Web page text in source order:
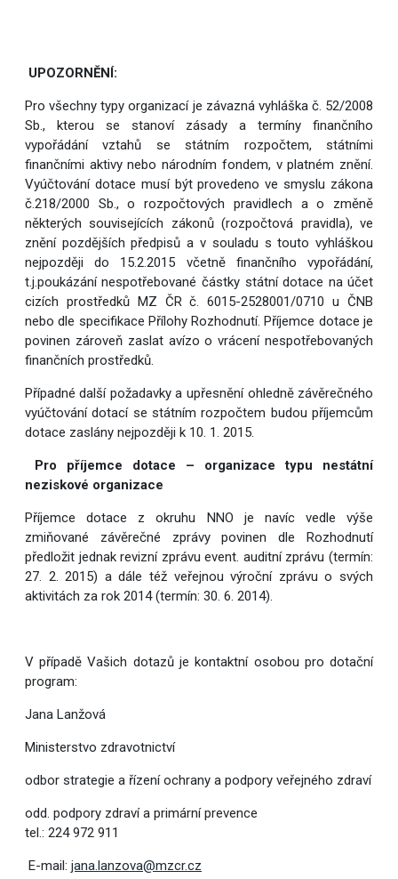
UPOZORNĚNÍ:
Pro všechny typy organizací je závazná vyhláška č. 52/2008
Sb., kterou se stanoví zásady a termíny finančního
vypořádání vztahů se státním rozpočtem, státními
finančními aktivy nebo národním fondem, v platném znění.
Vyúčtování dotace musí být provedeno ve smyslu zákona
č.218/2000 Sb., o rozpočtových pravidlech a o změně
některých souvisejících zákonů (rozpočtová pravidla), ve
znění pozdějších předpisů a v souladu s touto vyhláškou
nejpozději do 15.2.2015 včetně finančního vypořádání,
t.j.poukázání nespotřebované částky státní dotace na účet
cizích prostředků MZ ČR č. 6015-2528001/0710 u ČNB
nebo dle specifikace Přílohy Rozhodnutí. Příjemce dotace je
povinen zároveň zaslat avízo o vrácení nespotřebovaných
finančních prostředků.
Případné další požadavky a upřesnění ohledně závěrečného
vyúčtování dotací se státním rozpočtem budou příjemcům
dotace zaslány nejpozději k 10. 1. 2015.
Pro příjemce dotace – organizace typu nestátní
neziskové organizace
Příjemce dotace z okruhu NNO je navíc vedle výše
zmiňované závěrečné zprávy povinen dle Rozhodnutí
předložit jednak revizní zprávu event. auditní zprávu (termín:
27. 2. 2015) a dále též veřejnou výroční zprávu o svých
aktivitách za rok 2014 (termín: 30. 6. 2014).
V případě Vašich dotazů je kontaktní osobou pro dotační
program:
Jana Lanžová
Ministerstvo zdravotnictví
odbor strategie a řízení ochrany a podpory veřejného zdraví
odd. podpory zdraví a primární prevence
tel.: 224 972 911
E-mail: jana.lanzova@mzcr.cz